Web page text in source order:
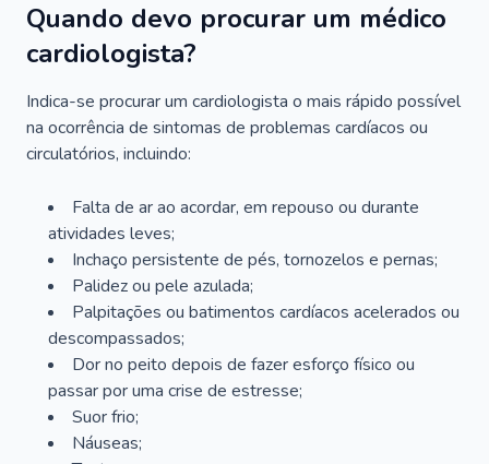
Quando devo procurar um médico
cardiologista?
Indica-se procurar um cardiologista o mais rápido possível
na ocorrência de sintomas de problemas cardíacos ou
circulatórios, incluindo:
Falta de ar ao acordar, em repouso ou durante
atividades leves;
Inchaço persistente de pés, tornozelos e pernas;
Palidez ou pele azulada;
Palpitações ou batimentos cardíacos acelerados ou
descompassados;
Dor no peito depois de fazer esforço físico ou
passar por uma crise de estresse;
Suor frio;
Náuseas;